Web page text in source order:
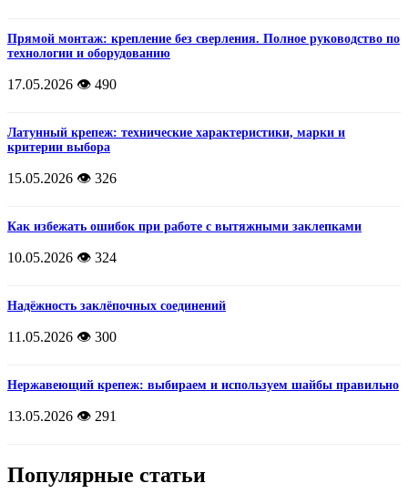
Прямой монтаж: крепление без сверления. Полное руководство по
технологии и оборудованию
17.05.2026 👁️ 490
Латунный крепеж: технические характеристики, марки и
критерии выбора
15.05.2026 👁️ 326
Как избежать ошибок при работе с вытяжными заклепками
10.05.2026 👁️ 324
Надёжность заклёпочных соединений
11.05.2026 👁️ 300
Нержавеющий крепеж: выбираем и используем шайбы правильно
13.05.2026 👁️ 291
Популярные статьи